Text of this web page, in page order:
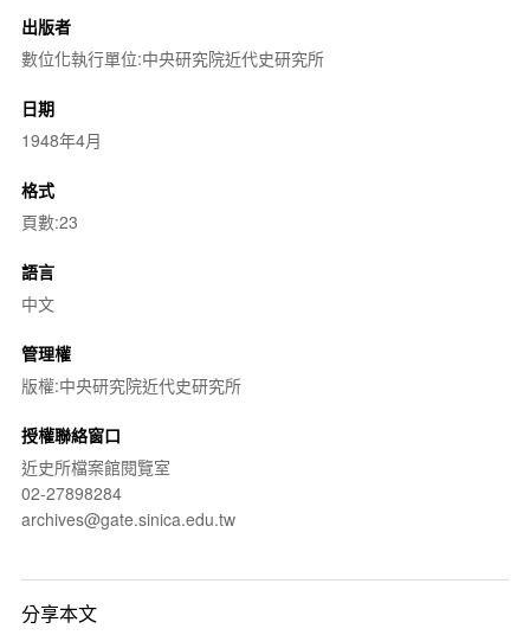
出版者
數位化執行單位:中央研究院近代史研究所
日期
1948年4月
格式
頁數:23
語言
中文
管理權
版權:中央研究院近代史研究所
授權聯絡窗口
近史所檔案館閱覽室
02-27898284
archives@gate.sinica.edu.tw
分享本文